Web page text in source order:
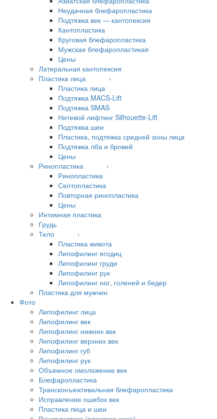
Неудачная блефаропластика
Подтяжка век — кантопексия
Кантопластика
Круговая блефаропластика
Мужская блефаропластикая
Цены
Латеральная кантопексия
Пластика лица ›
Пластика лица
Подтяжка MACS-Lift
Подтяжка SMAS
Нитевой лифтинг Silhouette-Lift
Подтяжка шеи
Пластика, подтяжка средней зоны лица
Подтяжка лба и бровей
Цены
Ринопластика ›
Ринопластика
Септопластика
Повторная ринопластика
Цены
Интимная пластика
Грудь
Тело ›
Пластика живота
Липофилинг ягодиц
Липофилинг груди
Липофилинг рук
Липофилинг ног, голеней и бедер
Пластика для мужчин
Фото
Липофилинг лица
Липофилинг век
Липофилинг нижних век
Липофилинг верхних век
Липофилинг губ
Липофилинг рук
Объемное омоложение век
Блефаропластика
Трансконъюктивальная блефаропластика
Исправление ошибок век
Пластика лица и шеи